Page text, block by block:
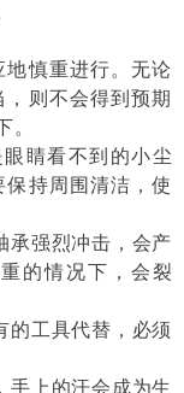
慎重进行。无论
则不会得到预期
。
眼睛看不到的小尘
持周围清洁，使
承强烈冲击，会产
的情况下，会裂
的工具代替，必须
手上的汗会成为生